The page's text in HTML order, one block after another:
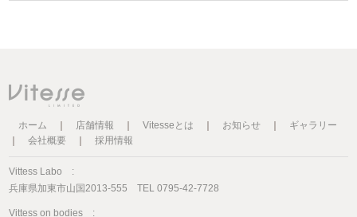
ホーム ｜ 店舗情報 ｜ Vitesseとは ｜ お知らせ ｜
ギャラリー
｜
会社概要 ｜ 採用情報
Vittess Labo :
兵庫県加東市山国2013-555 TEL 0795-42-7728
Vittess on bodies :